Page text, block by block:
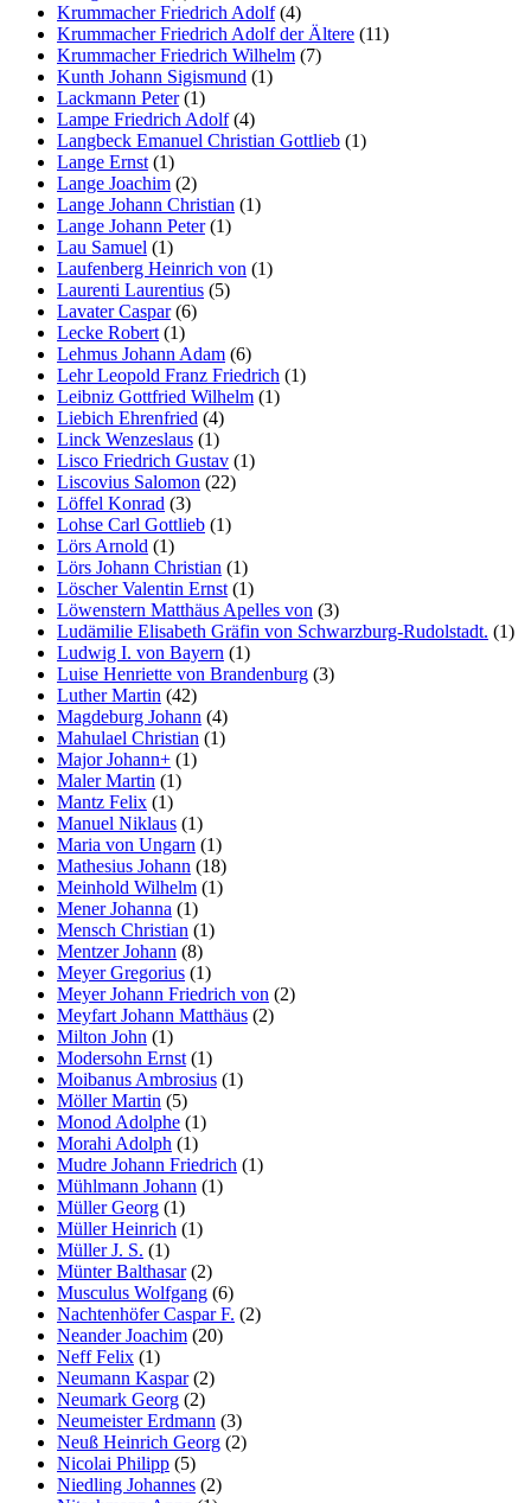
Krummacher Friedrich Adolf(4)
Krummacher Friedrich Adolf der Ältere (11)
Krummacher Friedrich Wilhelm (7)
Kunth Johann Sigismund (1)
Lackmann Peter(1)
Lampe Friedrich Adolf(4)
Langbeck Emanuel Christian Gottlieb (1)
Lange Ernst (1)
Lange Joachim (2)
Lange Johann Christian (1)
Lange Johann Peter(1)
Lau Samuel (1)
Laufenberg Heinrich von (1)
Laurenti Laurentius (5)
Lavater Caspar(6)
Lecke Robert (1)
Lehmus Johann Adam (6)
Lehr Leopold Franz Friedrich (1)
Leibniz Gottfried Wilhelm (1)
Liebich Ehrenfried (4)
Linck Wenzeslaus (1)
Lisco Friedrich Gustav (1)
Liscovius Salomon (22)
Löffel Konrad (3)
Lohse Carl Gottlieb (1)
Lörs Arnold (1)
Lörs Johann Christian (1)
Löscher Valentin Ernst (1)
Löwenstern Matthäus Apelles von (3)
Ludämilie Elisabeth Gräfin von Schwarzburg-Rudolstadt. (1)
Ludwig I. von Bayern (1)
Luise Henriette von Brandenburg (3)
Luther Martin (42)
Magdeburg Johann (4)
Mahulael Christian (1)
Major Johann+ (1)
Maler Martin (1)
Mantz Felix (1)
Manuel Niklaus (1)
Maria von Ungarn (1)
Mathesius Johann (18)
Meinhold Wilhelm (1)
Mener Johanna (1)
Mensch Christian (1)
Mentzer Johann (8)
Meyer Gregorius (1)
Meyer Johann Friedrich von (2)
Meyfart Johann Matthäus (2)
Milton John (1)
Modersohn Ernst (1)
Moibanus Ambrosius (1)
Möller Martin (5)
Monod Adolphe (1)
Morahi Adolph (1)
Mudre Johann Friedrich (1)
Mühlmann Johann (1)
Müller Georg (1)
Müller Heinrich (1)
Müller J. S. (1)
Münter Balthasar(2)
Musculus Wolfgang (6)
Nachtenhöfer Caspar F. (2)
Neander Joachim (20)
Neff Felix (1)
Neumann Kaspar(2)
Neumark Georg (2)
Neumeister Erdmann (3)
Neuß Heinrich Georg (2)
Nicolai Philipp (5)
Niedling Johannes (2)